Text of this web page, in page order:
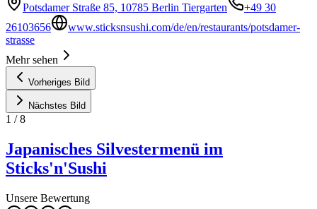
Potsdamer Straße 85, 10785 Berlin Tiergarten
+49 30
26103656
www.sticksnsushi.com/de/en/restaurants/potsdamer-
strasse
Mehr sehen
Vorheriges Bild
Nächstes Bild
1 /8
Japanisches Silvestermenü im
Sticks'n'Sushi
Unsere Bewertung